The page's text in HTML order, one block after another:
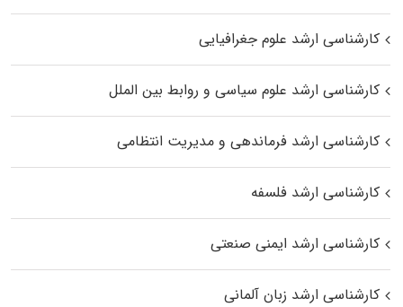
کارشناسی ارشد علوم جغرافیایی
کارشناسی ارشد علوم سیاسی و روابط بین الملل
کارشناسی ارشد فرماندهی و مدیریت انتظامی
کارشناسی ارشد فلسفه
کارشناسی ارشد ایمنی صنعتی
کارشناسی ارشد زبان آلمانی